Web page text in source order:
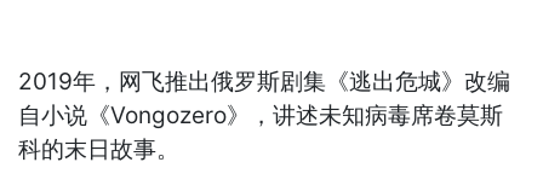
2019年，网飞推出俄罗斯剧集《逃出危城》改编
自小说《Vongozero》，讲述未知病毒席卷莫斯
科的末日故事。